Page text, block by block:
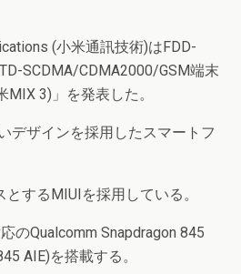
(小米通訊技術)はFDD-
SCDMA/CDMA2000/GSM端末
MIX 3)」を発表した。
デザインを採用したスマートフ
するMIUIを採用している。
のQualcomm Snapdragon 845
AIE)を搭載する。